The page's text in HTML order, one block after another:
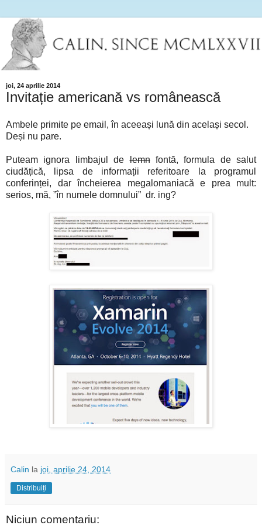
joi, 24 aprilie 2014
Invitație americană vs românească
Ambele primite pe email, în aceeași lună din același secol.
Deși nu pare.
Puteam ignora limbajul delemnfontă, formula de salut
ciudățică, lipsa de informații referitoare la programul
conferinței, dar încheierea megalomaniacă e prea mult:
serios, mă, ”în numele domnului” dr. ing?
Calin la joi, aprilie 24, 2014
Distribuiți
Niciun comentariu: